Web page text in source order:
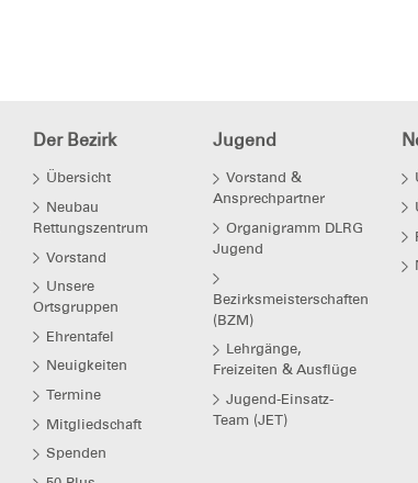
Der Bezirk
Übersicht
Neubau
Rettungszentrum
Vorstand
Unsere
Ortsgruppen
Ehrentafel
Neuigkeiten
Termine
Mitgliedschaft
Spenden
Jugend
Vorstand &
Ansprechpartner
Organigramm DLRG
Jugend
Bezirksmeisterschaften
(BZM)
Lehrgänge,
Freizeiten & Ausflüge
Jugend-Einsatz-
Team (JET)